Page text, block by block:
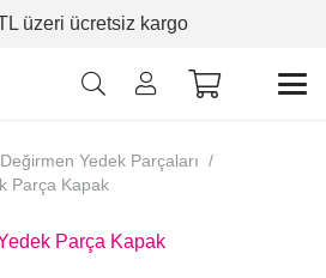
üzeri ücretsiz kargo
Değirmen Yedek Parçaları /
Parça Kapak